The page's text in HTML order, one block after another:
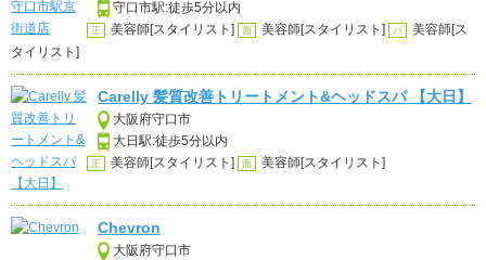
守口市駅:徒歩5分以内
正 美容師[スタイリスト] 面 美容師[スタイリスト] パ
美容師[ス
タイリスト]
Carelly 髪質改善トリートメント&ヘッドスパ 【大日】
大阪府守口市
大日駅:徒歩5分以内
正 美容師[スタイリスト] 面 美容師[スタイリスト]
Chevron
大阪府守口市